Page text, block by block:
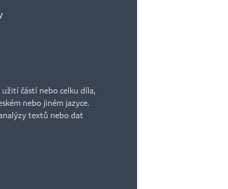
částí nebo celku díla,
nebo jiném jazyce.
textů nebo dat